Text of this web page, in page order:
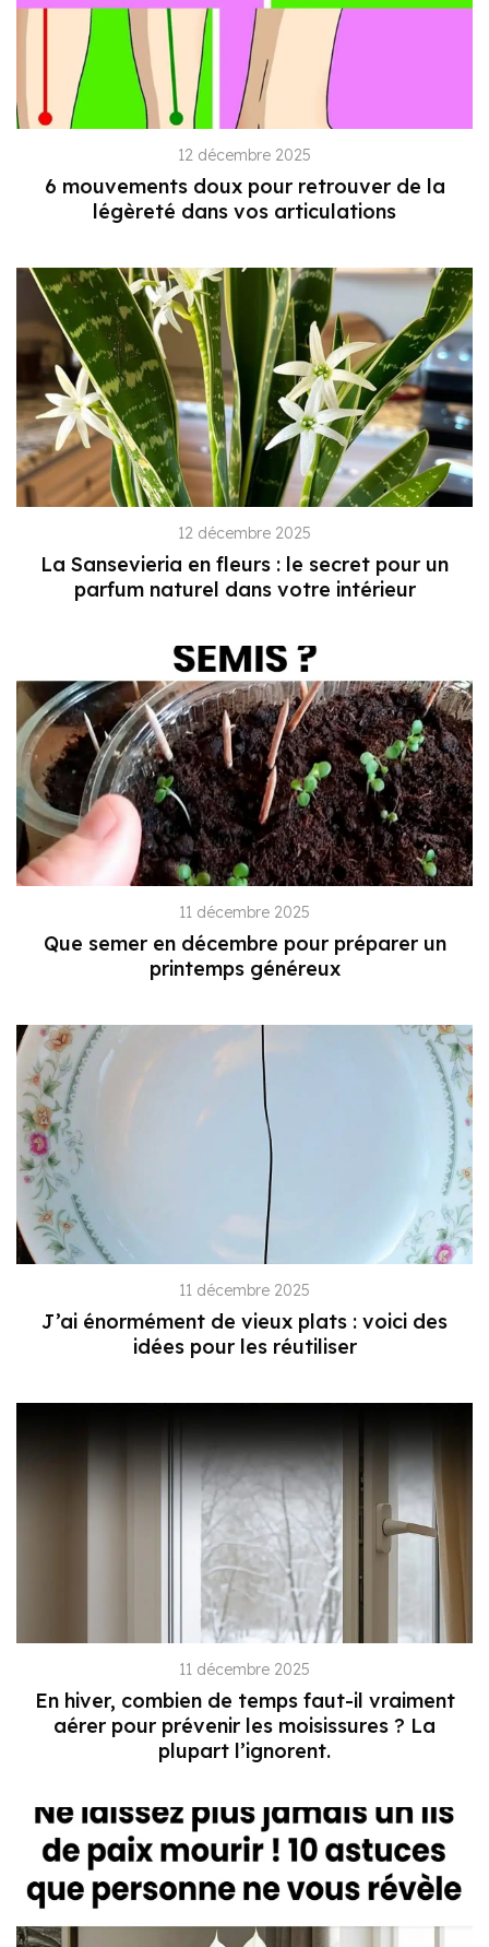
12 décembre 2025
6 mouvements doux pour retrouver de la
légèreté dans vos articulations
12 décembre 2025
La Sansevieria en fleurs : le secret pour un
parfum naturel dans votre intérieur
11 décembre 2025
Que semer en décembre pour préparer un
printemps généreux
11 décembre 2025
J’ai énormément de vieux plats : voici des
idées pour les réutiliser
11 décembre 2025
En hiver, combien de temps faut-il vraiment
aérer pour prévenir les moisissures ? La
plupart l’ignorent.